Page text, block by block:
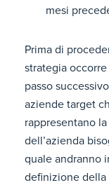
mesi
Prima di
strategia
passo
aziende target
rappresentano
dell’azienda
quale andranno
definizione della